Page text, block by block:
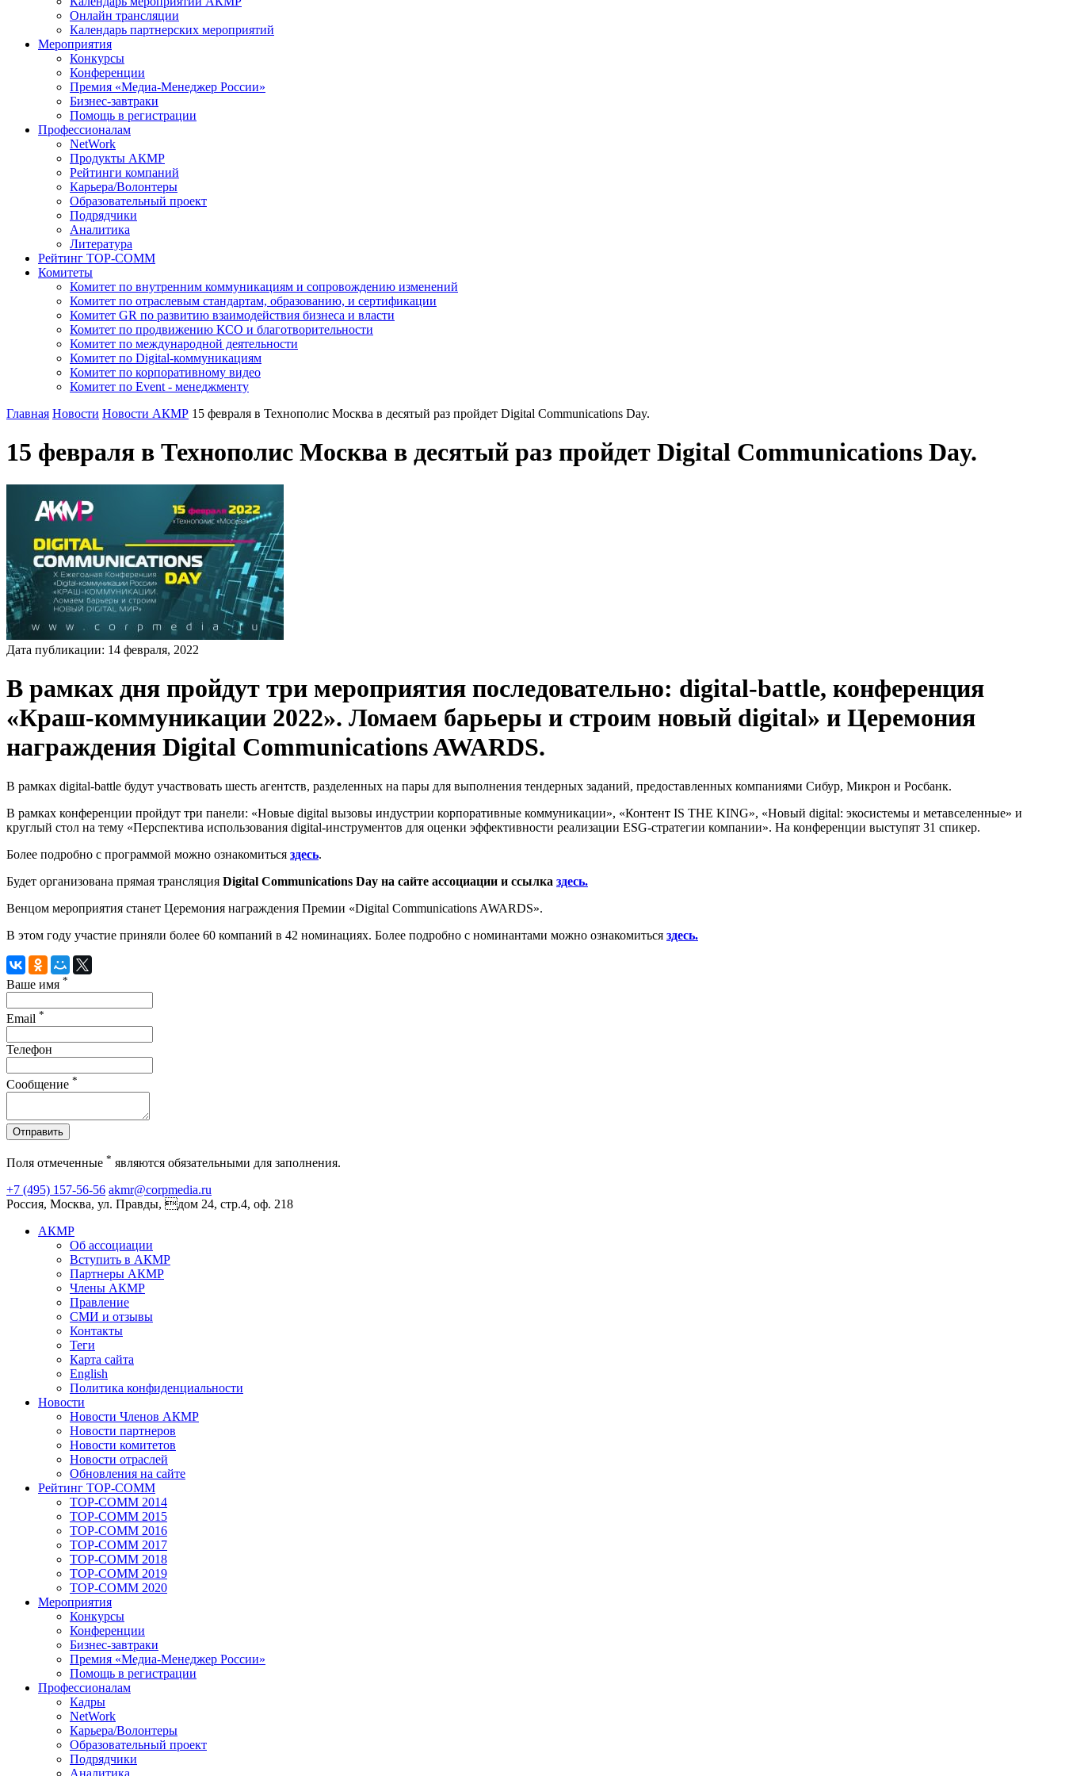
Онлайн трансляции
Календарь партнерских мероприятий
Мероприятия
Конкурсы
Конференции
Премия «Медиа-Менеджер России»
Бизнес-завтраки
Помощь в регистрации
Профессионалам
NetWork
Продукты АКМР
Рейтинги компаний
Карьера/Волонтеры
Образовательный проект
Подрядчики
Аналитика
Литература
Рейтинг TOP-COMM
Комитеты
Комитет по внутренним коммуникациям и сопровождению изменений
Комитет по отраслевым стандартам, образованию, и сертификации
Комитет GR по развитию взаимодействия бизнеса и власти
Комитет по продвижению КСО и благотворительности
Комитет по международной деятельности
Комитет по Digital-коммуникациям
Комитет по корпоративному видео
Комитет по Event - менеджменту
Главная Новости Новости АКМР 15 февраля в Технополис Москва в десятый раз пройдет Digital Communications Day.
15 февраля в Технополис Москва в десятый раз пройдет Digital Communications Day.
Дата публикации: 14 февраля, 2022
В рамках дня пройдут три мероприятия последовательно: digital-battle, конференция
«Краш-коммуникации 2022». Ломаем барьеры и строим новый digital» и Церемония
награждения Digital Communications AWARDS.
В рамках digital-battle будут участвовать шесть агентств, разделенных на пары для выполнения тендерных заданий, предоставленных компаниями Сибур, Микрон и Росбанк.
В рамках конференции пройдут три панели: «Новые digital вызовы индустрии корпоративные коммуникации», «Контент IS THE KING», «Новый digital: экосистемы и метавселенные» и
круглый стол на тему «Перспектива использования digital-инструментов для оценки эффективности реализации ESG-стратегии компании». На конференции выступят 31 спикер.
Более подробно с программой можно ознакомиться здесь.
Будет организована прямая трансляция Digital Communications Day на сайте ассоциации и ссылка здесь.
Венцом мероприятия станет Церемония награждения Премии «Digital Communications AWARDS».
В этом году участие приняли более 60 компаний в 42 номинациях. Более подробно с номинантами можно ознакомиться здесь.
Ваше имя *
Email *
Телефон
Сообщение *
Отправить
Поля отмеченные * являются обязательными для заполнения.
+7 (495) 157-56-56 akmr@corpmedia.ru
Россия, Москва, ул. Правды, дом 24, стр.4, оф. 218
АКМР
Об ассоциации
Вступить в АКМР
Партнеры АКМР
Члены АКМР
Правление
СМИ и отзывы
Контакты
Теги
Карта сайта
English
Политика конфиденциальности
Новости
Новости Членов АКМР
Новости партнеров
Новости комитетов
Новости отраслей
Обновления на сайте
Рейтинг TOP-COMM
TOP-COMM 2014
TOP-COMM 2015
TOP-COMM 2016
TOP-COMM 2017
TOP-COMM 2018
TOP-COMM 2019
TOP-COMM 2020
Мероприятия
Конкурсы
Конференции
Бизнес-завтраки
Премия «Медиа-Менеджер России»
Помощь в регистрации
Профессионалам
Кадры
NetWork
Карьера/Волонтеры
Образовательный проект
Подрядчики
Аналитика